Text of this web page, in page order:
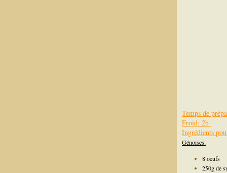
Temps de
Froid: 2h
Ingrédients
Génoises:
8 oeufs
250g de